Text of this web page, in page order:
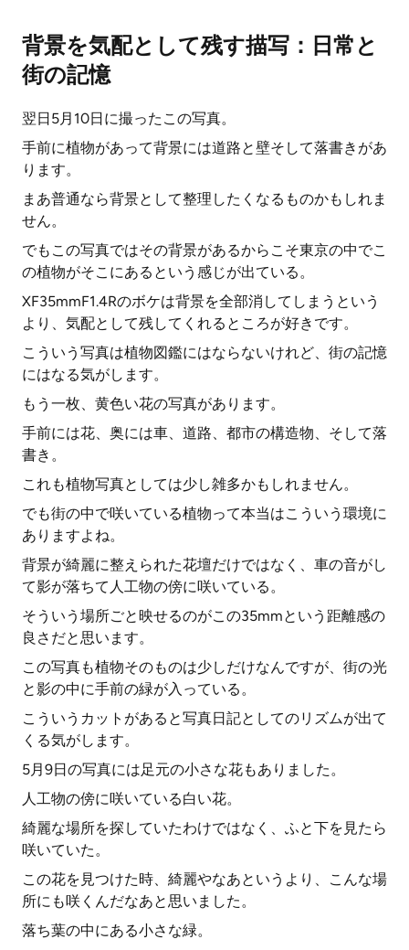
背景を気配として残す描写：日常と
街の記憶
翌日5月10日に撮ったこの写真。
手前に植物があって背景には道路と壁そして落書きがあ
ります。
まあ普通なら背景として整理したくなるものかもしれま
せん。
でもこの写真ではその背景があるからこそ東京の中でこ
の植物がそこにあるという感じが出ている。
XF35mmF1.4Rのボケは背景を全部消してしまうという
より、気配として残してくれるところが好きです。
こういう写真は植物図鑑にはならないけれど、街の記憶
にはなる気がします。
もう一枚、黄色い花の写真があります。
手前には花、奥には車、道路、都市の構造物、そして落
書き。
これも植物写真としては少し雑多かもしれません。
でも街の中で咲いている植物って本当はこういう環境に
ありますよね。
背景が綺麗に整えられた花壇だけではなく、車の音がし
て影が落ちて人工物の傍に咲いている。
そういう場所ごと映せるのがこの35mmという距離感の
良さだと思います。
この写真も植物そのものは少しだけなんですが、街の光
と影の中に手前の緑が入っている。
こういうカットがあると写真日記としてのリズムが出て
くる気がします。
5月9日の写真には足元の小さな花もありました。
人工物の傍に咲いている白い花。
綺麗な場所を探していたわけではなく、ふと下を見たら
咲いていた。
この花を見つけた時、綺麗やなあというより、こんな場
所にも咲くんだなあと思いました。
落ち葉の中にある小さな緑。